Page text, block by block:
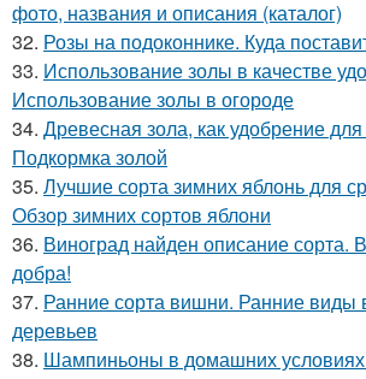
фото, названия и описания (каталог)
32. Розы на подоконнике. Куда
33. Использование золы в качестве
Использование золы в огороде
34. Древесная зола, как удобрение
Подкормка золой
35. Лучшие сорта зимних яблонь для
Обзор зимних сортов яблони
36. Виноград найден описание сорта.
добра!
37. Ранние сорта вишни. Ранние
деревьев
38. Шампиньоны в домашних